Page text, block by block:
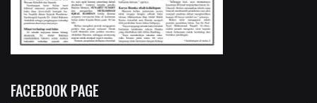
FACEBOOK PAGE